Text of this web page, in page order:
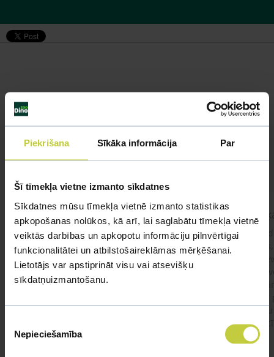
Piekrišana Sīkāka informācija Par
Šī tīmekļa vietne izmanto sīkdatnes
Sīkdatnes mūsu tīmekļa vietnē izmanto statistikas
apkopošanas nolūkos, kā arī, lai saglabātu tīmekļa vietnē
veiktās darbības un apkopotu informāciju pilnvērtīgai
funkcionalitātei un atbilstošaireklāmas mērķēšanai.
Lietotājs var apstiprināt visu vai atsevišķu
sīkdatņuizmantošanu.
izvēle
Nepieciešamība
Līdzīgi jautājumi
Mūsu eksperti spēs atbildēt uz jebkuru Jūsu jautājumu
kaķis apēdis plēvi
Ja kaķim gadījies apēst plastiku ,ko ieklāj zem
garnelēm kārbiņās apakšā.Kādas sekas varētu
būt?Kā kaķis varētu reağēt...Ko darīt?
būtu